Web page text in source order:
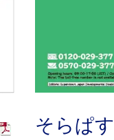
そらぱ